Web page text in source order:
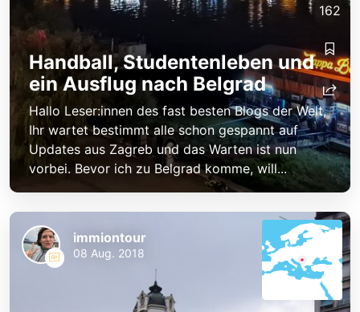
Handball, Studentenleben und
ein Ausflug nach Belgrad
Hallo Leser:innen des fast besten Blogs der Welt,
Ihr wartet bestimmt alle schon gespannt auf
Updates aus Zagreb und das Warten ist nun
vorbei. Bevor ich zu Belgrad komme, will...
162
immiontour
08 Aug. 2018